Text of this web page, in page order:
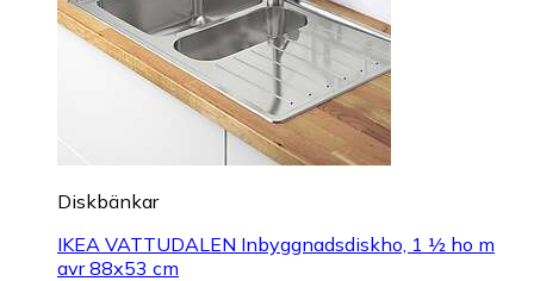
Diskbänkar
IKEA VATTUDALEN Inbyggnadsdiskho, 1 ½ ho m
avr 88x53 cm